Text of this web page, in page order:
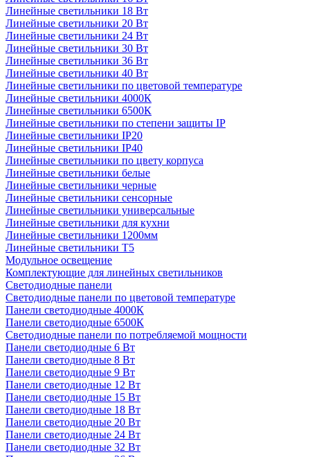
Линейные светильники 18 Вт
Линейные светильники 20 Вт
Линейные светильники 24 Вт
Линейные светильники 30 Вт
Линейные светильники 36 Вт
Линейные светильники 40 Вт
Линейные светильники по цветовой температуре
Линейные светильники 4000К
Линейные светильники 6500К
Линейные светильники по степени защиты IP
Линейные светильники IP20
Линейные светильники IP40
Линейные светильники по цвету корпуса
Линейные светильники белые
Линейные светильники черные
Линейные светильники сенсорные
Линейные светильники универсальные
Линейные светильники для кухни
Линейные светильники 1200мм
Линейные светильники Т5
Модульное освещение
Комплектующие для линейных светильников
Светодиодные панели
Светодиодные панели по цветовой температуре
Панели светодиодные 4000К
Панели светодиодные 6500К
Светодиодные панели по потребляемой мощности
Панели светодиодные 6 Вт
Панели светодиодные 8 Вт
Панели светодиодные 9 Вт
Панели светодиодные 12 Вт
Панели светодиодные 15 Вт
Панели светодиодные 18 Вт
Панели светодиодные 20 Вт
Панели светодиодные 24 Вт
Панели светодиодные 32 Вт